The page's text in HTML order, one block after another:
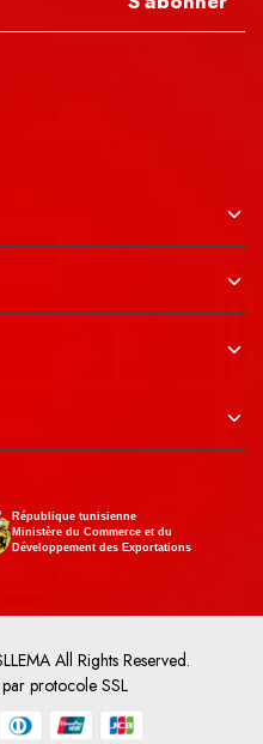
République tunisienne
Ministère du Commerce et du
Développement des Exportations
All Rights Reserved.
protocole SSL